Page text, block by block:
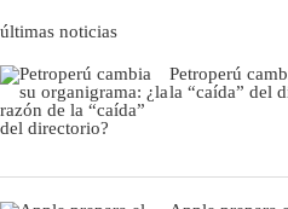
últimas noticias
Petroperú
la “caída” del